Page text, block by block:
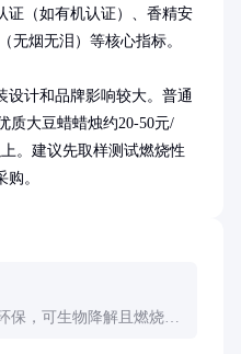
证（如有机认证）、香精安
无烟无泪）等核心指标。
设计和品牌影响较大。普通
质大豆蜡蜡烛约20-50元/
。建议先取样测试燃烧性
。
保，可生物降解且燃烧更